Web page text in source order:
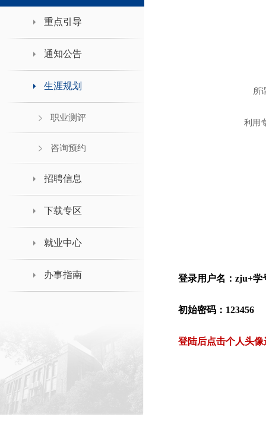
重点引导
通知公告
生涯规划
职业测评
咨询预约
招聘信息
下载专区
就业中心
办事指南
所
利用
登录用户名：zju+学
初始密码：123456
登陆后点击个人头像